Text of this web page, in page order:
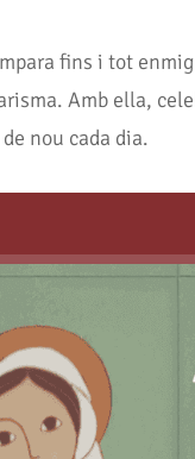
fins i tot
Amb ella,
nou cada dia.